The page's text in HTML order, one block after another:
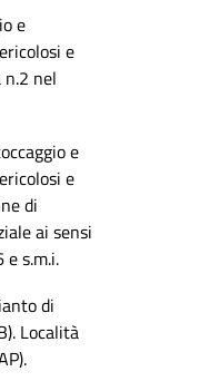
e
e
nel
e
e
di
ai sensi
s.m.i.
di
Località